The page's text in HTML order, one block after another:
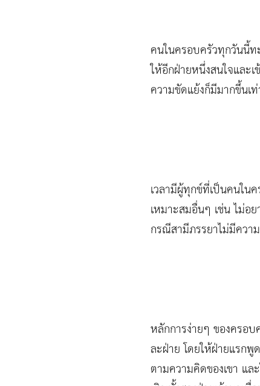
คนในครอบครัวทุกวันนี้ท
ให้อีกฝ่ายหนึ่งสนใจและ
ความขัดแย้งก็มีมากขึ้นเ
เวลามีผู้ทุกข์ที่เป็นคนใน
เหมาะสมอื่นๆ เช่น ไม่
กรณีสามีภรรยาไม่มีคว
หลักการง่ายๆ ของครอ
ละฝ่าย โดยให้ฝ่ายแรก
ตามความคิดของเขา แ